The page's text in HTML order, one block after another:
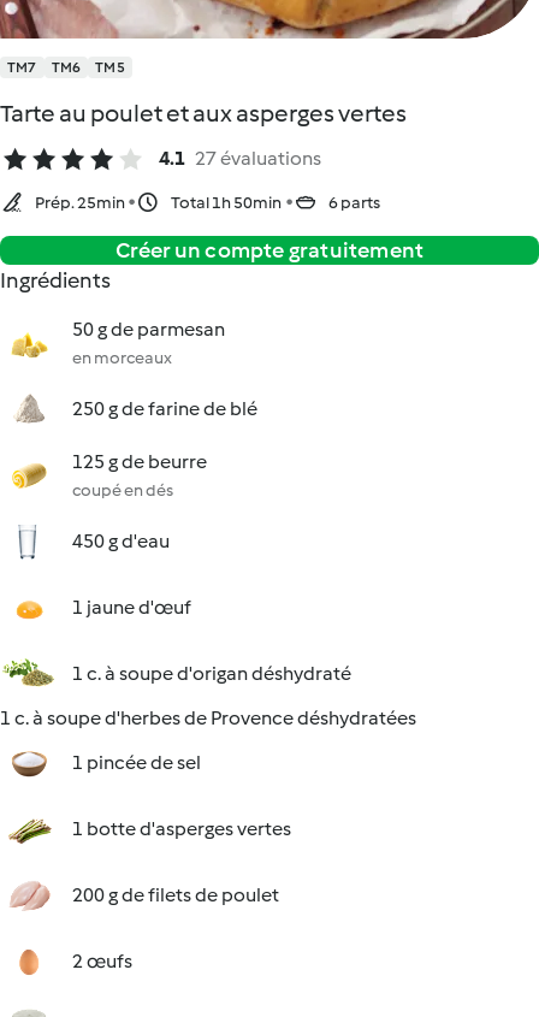
TM7 TM6 TM5
Tarte au poulet et aux asperges vertes
4.1 27 évaluations
Prép. 25min Total 1h 50min 6 parts
Créer un compte gratuitement
Ingrédients
50 g de parmesan
en morceaux
250 g de farine de blé
125 g de beurre
coupé en dés
450 g d'eau
1 jaune d'œuf
1 c. à soupe d'origan déshydraté
1 c. à soupe d'herbes de Provence déshydratées
1 pincée de sel
1 botte d'asperges vertes
200 g de filets de poulet
2 œufs